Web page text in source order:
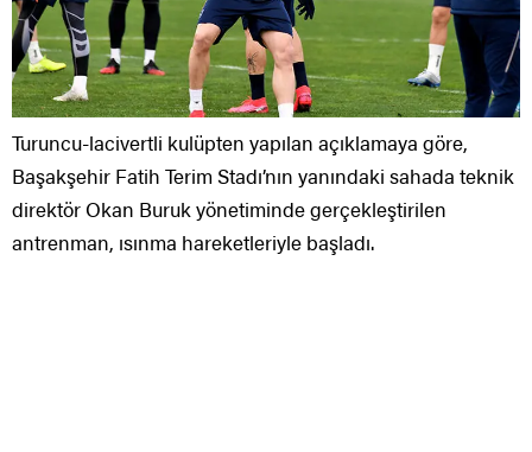
Turuncu-lacivertli kulüpten yapılan açıklamaya göre,
Başakşehir Fatih Terim Stadı’nın yanındaki sahada teknik
direktör Okan Buruk yönetiminde gerçekleştirilen
antrenman, ısınma hareketleriyle başladı.